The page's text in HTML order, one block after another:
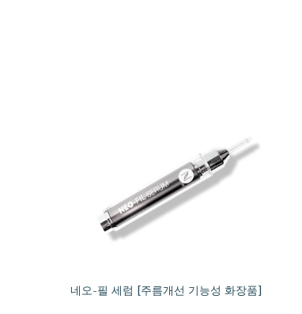
네오-필 세럼 [주름개선 기능성 화장품]